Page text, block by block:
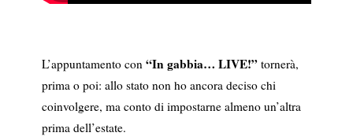
L’appuntamento con “In gabbia… LIVE!”tornerà,
prima o poi: allo stato non ho ancora deciso chi
coinvolgere, ma conto di impostarne almeno un’altra
prima dell’estate.